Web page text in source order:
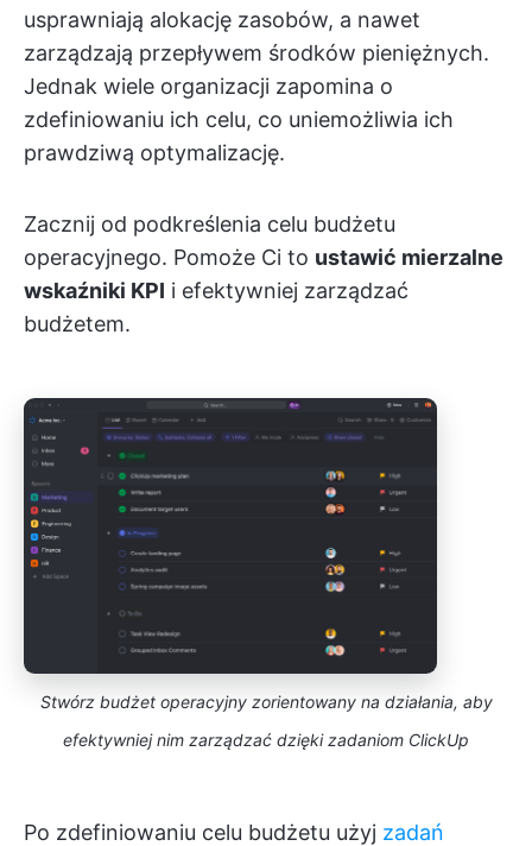
usprawniają alokację zasobów, a nawet
zarządzają przepływem środków pieniężnych.
Jednak wiele organizacji zapomina o
zdefiniowaniu ich celu, co uniemożliwia ich
prawdziwą optymalizację.
Zacznij od podkreślenia celu budżetu
operacyjnego. Pomoże Ci to ustawić mierzalne
wskaźniki KPI i efektywniej zarządzać
budżetem.
Stwórz budżet operacyjny zorientowany na działania, aby
efektywniej nim zarządzać dzięki zadaniom ClickUp
Po zdefiniowaniu celu budżetu użyj zadań